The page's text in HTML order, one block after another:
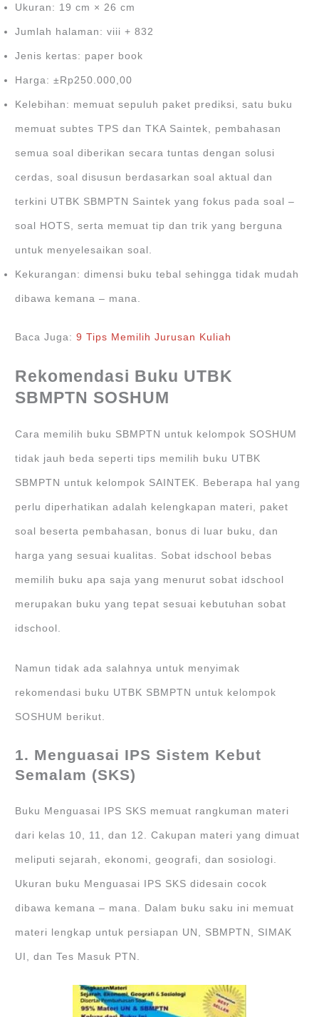
Ukuran: 19 cm × 26 cm
Jumlah halaman: viii + 832
Jenis kertas: paper book
Harga: ±Rp250.000,00
Kelebihan: memuat sepuluh paket prediksi, satu buku
memuat subtes TPS dan TKA Saintek, pembahasan
semua soal diberikan secara tuntas dengan solusi
cerdas, soal disusun berdasarkan soal aktual dan
terkini UTBK SBMPTN Saintek yang fokus pada soal –
soal HOTS, serta memuat tip dan trik yang berguna
untuk menyelesaikan soal.
Kekurangan: dimensi buku tebal sehingga tidak mudah
dibawa kemana – mana.
Baca Juga:9 Tips Memilih Jurusan Kuliah
Rekomendasi Buku UTBK
SBMPTN SOSHUM
Cara memilih buku SBMPTN untuk kelompok SOSHUM
tidak jauh beda seperti tips memilih buku UTBK
SBMPTN untuk kelompok SAINTEK. Beberapa hal yang
perlu diperhatikan adalah kelengkapan materi, paket
soal beserta pembahasan, bonus di luar buku, dan
harga yang sesuai kualitas. Sobat idschool bebas
memilih buku apa saja yang menurut sobat idschool
merupakan buku yang tepat sesuai kebutuhan sobat
idschool.
Namun tidak ada salahnya untuk menyimak
rekomendasi buku UTBK SBMPTN untuk kelompok
SOSHUM berikut.
1. Menguasai IPS Sistem Kebut
Semalam (SKS)
Buku Menguasai IPS SKS memuat rangkuman materi
dari kelas 10, 11, dan 12. Cakupan materi yang dimuat
meliputi sejarah, ekonomi, geografi, dan sosiologi.
Ukuran buku Menguasai IPS SKS didesain cocok
dibawa kemana – mana. Dalam buku saku ini memuat
materi lengkap untuk persiapan UN, SBMPTN, SIMAK
UI, dan Tes Masuk PTN.